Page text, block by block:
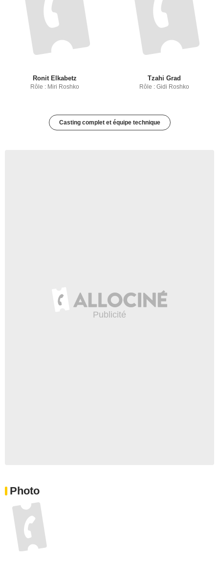
Ronit Elkabetz
Rôle : Miri Roshko
Tzahi Grad
Rôle : Gidi Roshko
Casting complet et équipe technique
Photo